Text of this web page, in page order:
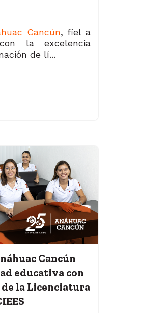
Cancún, fiel a
la excelencia
de lí...
Cancún
educativa con
la Licenciatura